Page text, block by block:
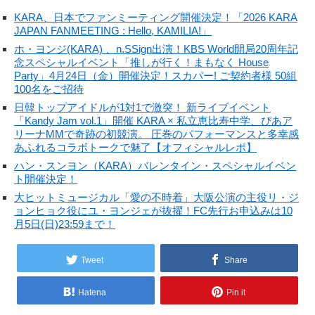
KARA、日本でファンミーティング開催決定！「2026 KARA
JAPAN FANMEETING : Hello, KAMILIA!」
ホ・ヨンジ(KARA) 、n.SSign出演！KBS World開局20周年記
念スペシャルイベント「推しが行く！まもなく House
Party」4月24日（金）開催決定！スカパー! ご契約者様 50組
100名をご招待
日韓トップアイドルが1対1で激突！ 新ライブイベント
「Kandy Jam vol.1」開催 KARA × 私立恵比寿中学、ぴあア
リーナMMで奇跡の初競演。 圧巻のパフォーマンスと多幸感
あふれるコラボトークで魅了【オフィシャルレポ】
ハン・スンヨン（KARA）バレンタイン・スペシャルイベン
ト開催決定！
大ヒットミュージカル「愛の不時着」大阪公演の主役リ・ジ
ョンヒョク役にユ・ヨンジェが抜擢！FC先行お申込みは10
月5日(日)23:59まで！
Tweet Share
Hatena Pin it